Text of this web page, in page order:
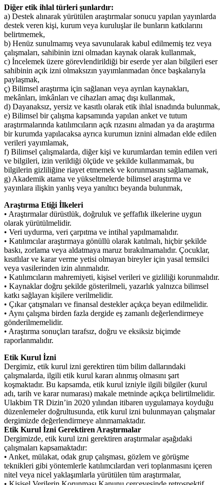
Diğer etik ihlal türleri şunlardır:
a) Destek alınarak yürütülen araştırmalar sonucu yapılan yayınlarda
destek veren kişi, kurum veya kuruluşlar ile bunların katkılarını
belirtmemek,
b) Henüz sunulmamış veya savunularak kabul edilmemiş tez veya
çalışmaları, sahibinin izni olmadan kaynak olarak kullanmak,
c) İncelemek üzere görevlendirildiği bir eserde yer alan bilgileri eser
sahibinin açık izni olmaksızın yayımlanmadan önce başkalarıyla
paylaşmak,
ç) Bilimsel araştırma için sağlanan veya ayrılan kaynakları,
mekânları, imkânları ve cihazları amaç dışı kullanmak,
d) Dayanaksız, yersiz ve kasıtlı olarak etik ihlal isnadında bulunmak,
e) Bilimsel bir çalışma kapsamında yapılan anket ve tutum
araştırmalarında katılımcıların açık rızasını almadan ya da araştırma
bir kurumda yapılacaksa ayrıca kurumun iznini almadan elde edilen
verileri yayımlamak,
f) Bilimsel çalışmalarda, diğer kişi ve kurumlardan temin edilen veri
ve bilgileri, izin verildiği ölçüde ve şekilde kullanmamak, bu
bilgilerin gizliliğine riayet etmemek ve korunmasını sağlamamak,
g) Akademik atama ve yükseltmelerde bilimsel araştırma ve
yayınlara ilişkin yanlış veya yanıltıcı beyanda bulunmak,
Araştırma Etiği İlkeleri
• Araştırmalar dürüstlük, doğruluk ve şeffaflık ilkelerine uygun
olarak yürütülmelidir.
• Veri uydurma, veri çarpıtma ve intihal yapılmamalıdır.
• Katılımcılar araştırmaya gönüllü olarak katılmalı, hiçbir şekilde
baskı, zorlama veya aldatmaya maruz bırakılmamalıdır. Çocuklar,
kısıtlılar ve karar verme yetisi olmayan bireyler için yasal temsilci
veya vasilerinden izin alınmalıdır.
• Katılımcıların mahremiyeti, kişisel verileri ve gizliliği korunmalıdır.
• Kaynaklar doğru şekilde gösterilmeli, yazarlık yalnızca bilimsel
katkı sağlayan kişilere verilmelidir.
• Çıkar çatışmaları ve finansal destekler açıkça beyan edilmelidir.
• Aynı çalışma birden fazla dergide eş zamanlı değerlendirmeye
gönderilmemelidir.
• Araştırma sonuçları tarafsız, doğru ve eksiksiz biçimde
raporlanmalıdır.
Etik Kurul İzni
Dergimiz, etik kurul izni gerektiren tüm bilim dallarındaki
çalışmalarda, ilgili etik kurul kararı alınmış olmasını şart
koşmaktadır. Bu kapsamda, etik kurul izniyle ilgili bilgiler (kurul
adı, tarih ve karar numarası) makale metninde açıkça belirtilmelidir.
Ulakbim TR Dizin’in 2020 yılından itibaren uygulamaya koyduğu
düzenlemeler doğrultusunda, etik kurul izni bulunmayan çalışmalar
dergimizde değerlendirmeye alınmamaktadır.
Etik Kurul İzni Gerektiren Araştırmalar
Dergimizde, etik kurul izni gerektiren araştırmalar aşağıdaki
çalışmaları kapsamaktadır:
• Anket, mülakat, odak grup çalışması, gözlem ve görüşme
teknikleri gibi yöntemlerle katılımcılardan veri toplanmasını içeren
nitel veya nicel yaklaşımlarla yürütülen tüm araştırmalar,